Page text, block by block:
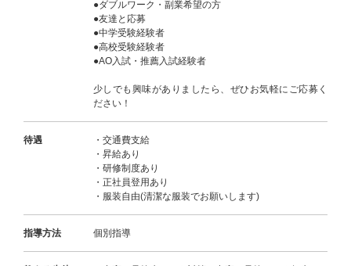
●ダブルワーク・副業希望の方
●友達と応募
●中学受験経験者
●高校受験経験者
●AO入試・推薦入試経験者
少しでも興味がありましたら、ぜひお気軽にご応募く
ださい！
待遇
・交通費支給
・昇給あり
・研修制度あり
・正社員登用あり
・服装自由(清潔な服装でお願いします)
指導方法 個別指導